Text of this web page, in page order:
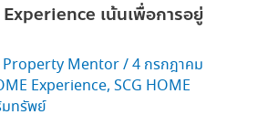
Experience เน้นเพื่อการอยู่
Property Mentor/4 กรกฎาคม
Experience, SCG HOME
มทรัพย์